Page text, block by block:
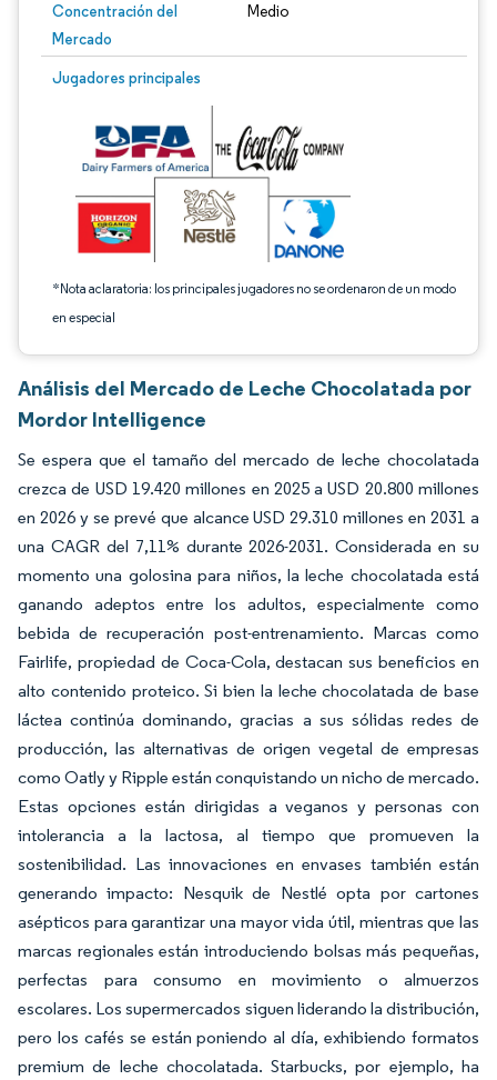
Concentración del
Mercado
Medio
Jugadores principales
*Nota aclaratoria: los principales jugadores no se ordenaron de un modo
en especial
Imagen © Mordor Intelligence. El uso requiere atribución según CC BY 4.0.
Análisis del Mercado de Leche Chocolatada por
Mordor Intelligence
Se espera que el tamaño del mercado de leche chocolatada
crezca de USD 19.420 millones en 2025 a USD 20.800 millones
en 2026 y se prevé que alcance USD 29.310 millones en 2031 a
una CAGR del 7,11% durante 2026-2031. Considerada en su
momento una golosina para niños, la leche chocolatada está
ganando adeptos entre los adultos, especialmente como
bebida de recuperación post-entrenamiento. Marcas como
Fairlife, propiedad de Coca-Cola, destacan sus beneficios en
alto contenido proteico. Si bien la leche chocolatada de base
láctea continúa dominando, gracias a sus sólidas redes de
producción, las alternativas de origen vegetal de empresas
como Oatly y Ripple están conquistando un nicho de mercado.
Estas opciones están dirigidas a veganos y personas con
intolerancia a la lactosa, al tiempo que promueven la
sostenibilidad. Las innovaciones en envases también están
generando impacto: Nesquik de Nestlé opta por cartones
asépticos para garantizar una mayor vida útil, mientras que las
marcas regionales están introduciendo bolsas más pequeñas,
perfectas para consumo en movimiento o almuerzos
escolares. Los supermercados siguen liderando la distribución,
pero los cafés se están poniendo al día, exhibiendo formatos
premium de leche chocolatada. Starbucks, por ejemplo, ha